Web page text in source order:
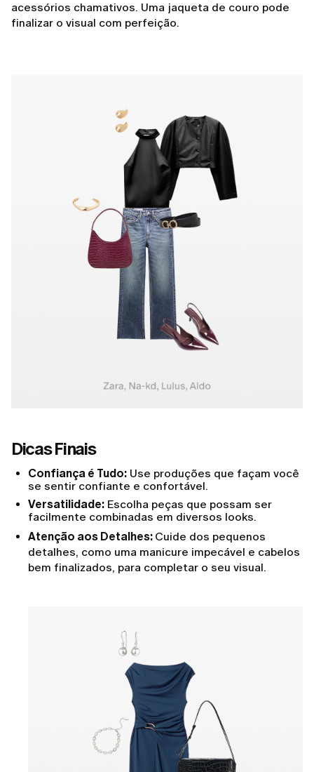
acessórios chamativos. Uma jaqueta de couro pode
finalizar o visual com perfeição.
Dicas Finais
Confiança é Tudo: Use produções que façam você
se sentir confiante e confortável.
Versatilidade: Escolha peças que possam ser
facilmente combinadas em diversos looks.
Atenção aos Detalhes: Cuide dos pequenos
detalhes, como uma manicure impecável e cabelos
bem finalizados, para completar o seu visual.